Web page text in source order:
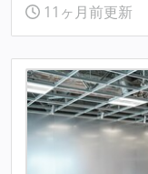
11ヶ月前更新